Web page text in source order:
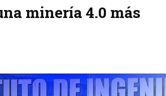
minería 4.0 más